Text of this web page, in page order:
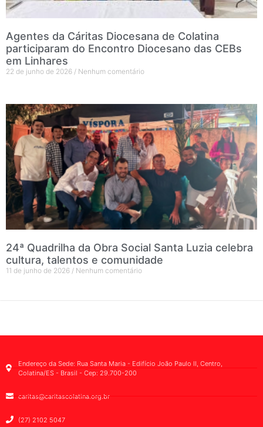
Agentes da Cáritas Diocesana de Colatina
participaram do Encontro Diocesano das CEBs
em Linhares
22 de junho de 2026 Nenhum comentário
24ª Quadrilha da Obra Social Santa Luzia celebra
cultura, talentos e comunidade
11 de junho de 2026 Nenhum comentário
Endereço da Sede: Rua Santa Maria - Edifício João Paulo II, Centro,
Colatina/ES - Brasil - Cep: 29.700-200
caritas@caritascolatina.org.br
(27) 2102 5047